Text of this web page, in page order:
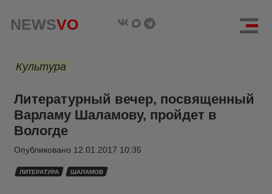
NEWSVO
Культура
Литературный вечер, посвященный
Варламу Шаламову, пройдет в
Вологде
Опубликовано 12.01.2017 10:35
ЛИТЕРАТУРА ШАЛАМОВ